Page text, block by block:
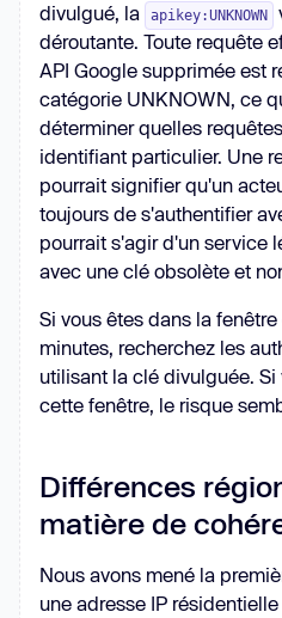
divulgué, la
apikey:UNKNOWN
déroutante. Toute requête
API Google supprimée est
catégorie UNKNOWN, ce
déterminer quelles
identifiant particulier. Une
pourrait signifier qu'un
toujours de s'authentifier
pourrait s'agir d'un service
avec une clé obsolète et
Si vous êtes dans la
minutes, recherchez les
utilisant la clé divulguée.
cette fenêtre, le risque
Différences
matière de
Nous avons mené la
une adresse IP